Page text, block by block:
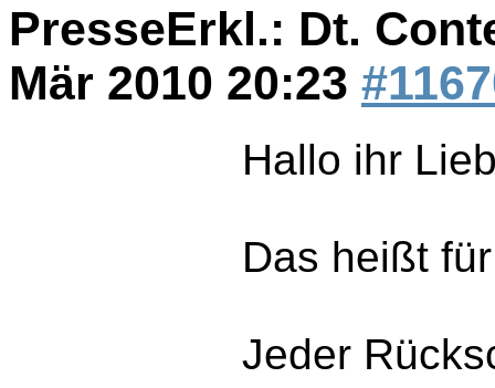
PresseErkl.: Dt.
Mär 2010 20:23
Hallo ihr
Das heißt
Jeder